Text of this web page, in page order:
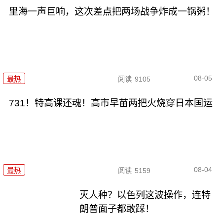
里海一声巨响，这次差点把两场战争炸成一锅粥！
最热 阅读 9105 08-05
731！特高课还魂！高市早苗两把火烧穿日本国运
最热 阅读 5159 08-04
灭人种？以色列这波操作，连特
朗普面子都敢踩！